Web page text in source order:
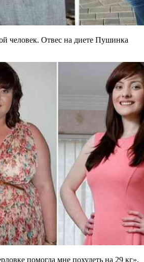
человек. Отвес на диете Пушинка
помогла мне похудеть на 29 кг».